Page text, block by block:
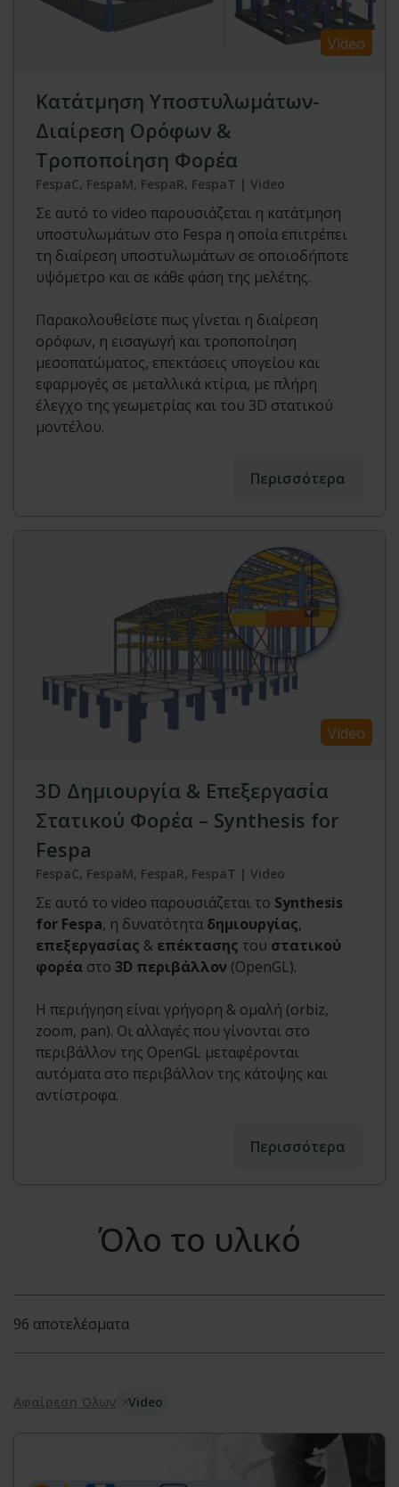
Video
Κατάτμηση Υποστυλωμάτων-
Διαίρεση Ορόφων &
Τροποποίηση Φορέα
FespaC, FespaM, FespaR, FespaT | Video
Σε αυτό το video παρουσιάζεται η κατάτμηση
υποστυλωμάτων στο Fespa η οποία επιτρέπει
τη διαίρεση υποστυλωμάτων σε οποιοδήποτε
υψόμετρο και σε κάθε φάση της μελέτης.
Παρακολουθείστε πως γίνεται η διαίρεση
ορόφων, η εισαγωγή και τροποποίηση
μεσοπατώματος, επεκτάσεις υπογείου και
εφαρμογές σε μεταλλικά κτίρια, με πλήρη
έλεγχο της γεωμετρίας και του 3D στατικού
μοντέλου.
Περισσότερα
Video
3D Δημιουργία & Επεξεργασία
Στατικού Φορέα – Synthesis for
Fespa
FespaC, FespaM, FespaR, FespaT | Video
Σε αυτό το video παρουσιάζεται το Synthesis
for Fespa, η δυνατότητα δημιουργίας,
επεξεργασίας & επέκτασης του στατικού
φορέα στο 3D περιβάλλον (OpenGL).
Η περιήγηση είναι γρήγορη & ομαλή (orbiz,
zoom, pan). Οι αλλαγές που γίνονται στο
περιβάλλον της OpenGL μεταφέρονται
αυτόματα στο περιβάλλον της κάτοψης και
αντίστροφα.
Περισσότερα
Όλο το υλικό
96 αποτελέσματα
Αφαίρεση Όλων Video